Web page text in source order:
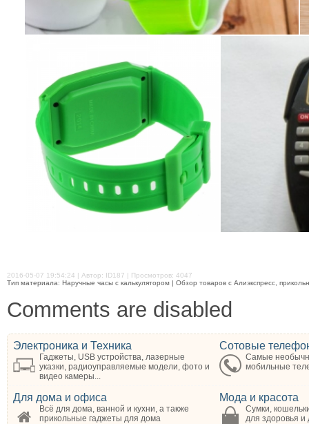
2016-05-07 19:54:24 | Автор: ID187 | Просмотров: 4047
Тип материала: Наручные часы с калькулятором | Обзор товаров с Алиэкспресс,
Comments are disabled
Электроника и Техника
Гаджеты, USB устройства, лазерные
указки, радиоуправляемые модели, фото и
видео камеры...
Сотовые
Самые
мобильные
Для дома и офиса
Всё для дома, ванной и кухни, а также
прикольные гаджеты для дома
Мода и красота
Сумки,
для здоровья и